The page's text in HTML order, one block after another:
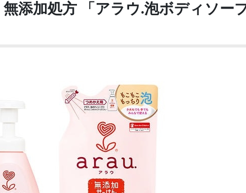
添加処方 「アラウ.泡ボディソー